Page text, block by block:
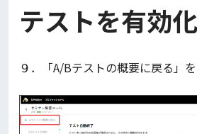
テストを有効化
９．「A/Bテストの概要に戻る」を